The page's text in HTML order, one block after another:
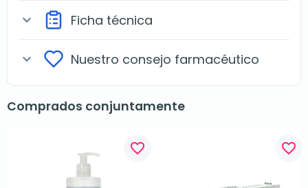
expand_more Ficha técnica
expand_more Nuestro consejo farmacéutico
Comprados conjuntamente
favorite_border favorite_border